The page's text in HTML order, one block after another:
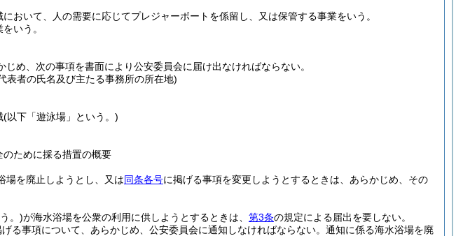
いて、人の需要に応じてプレジャーボートを係留し、又は保管する事業をいう。
いう。
め、次の事項を書面により公安委員会に届け出なければならない。
表者の氏名及び主たる事務所の所在地)
(以下「遊泳場」という。)
ために採る措置の概要
場を廃止しようとし、又は同条各号に掲げる事項を変更しようとするときは、あらかじめ、その
。)が海水浴場を公衆の利用に供しようとするときは、 第3条の規定による届出を要しない。
げる事項について、あらかじめ、公安委員会に通知しなければならない。 通知に係る海水浴場を廃